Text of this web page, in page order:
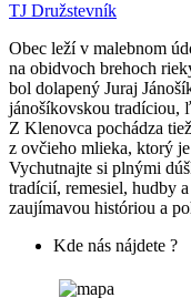
TJ Družstevník
Obec leží v malebnom
na obidvoch brehoch
bol dolapený Juraj
jánošíkovskou tradíciou,
Z Klenovca pochádza
z ovčieho mlieka, ktorý
Vychutnajte si plnými
tradícií, remesiel, hudby
zaujímavou históriou a
Kde nás nájdete ?